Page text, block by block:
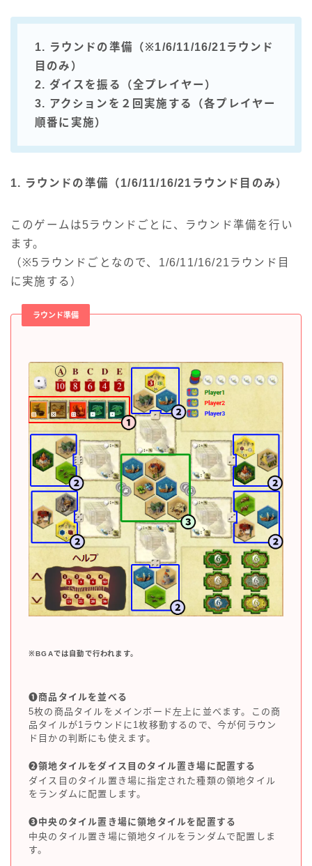
1. ラウンドの準備（※1/6/11/16/21ラウンド
目のみ）
2. ダイスを振る（全プレイヤー）
3. アクションを２回実施する（各プレイヤー
順番に実施）
1. ラウンドの準備（1/6/11/16/21ラウンド目のみ）
このゲームは5ラウンドごとに、ラウンド準備を行い
ます。
（※5ラウンドごとなので、1/6/11/16/21ラウンド目
に実施する）
ラウンド準備
※BGAでは自動で行われます。
❶商品タイルを並べる
5枚の商品タイルをメインボード左上に並べます。この商
品タイルが1ラウンドに1枚移動するので、今が何ラウン
ド目かの判断にも使えます。
❷領地タイルをダイス目のタイル置き場に配置する
ダイス目のタイル置き場に指定された種類の領地タイル
をランダムに配置します。
❸中央のタイル置き場に領地タイルを配置する
中央のタイル置き場に領地タイルをランダムで配置しま
す。